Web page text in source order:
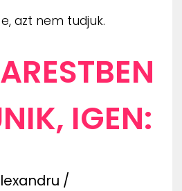
azt nem tudjuk.
IGEN:
/